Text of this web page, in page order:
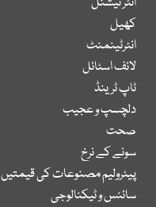
کھیل
انٹرٹینمنٹ
لائف اسٹائل
ٹاپ ٹرینڈ
دلچسپ و عجیب
صحت
سونے کے نرخ
پیٹرولیم مصنوعات کی قیمتیں
سائنس و ٹیکنالوجی